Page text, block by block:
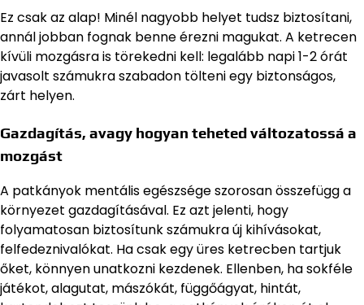
Ez csak az alap! Minél nagyobb helyet tudsz biztosítani,
annál jobban fognak benne érezni magukat. A ketrecen
kívüli mozgásra is törekedni kell: legalább napi 1-2 órát
javasolt számukra szabadon tölteni egy biztonságos,
zárt helyen.
Gazdagítás, avagy hogyan teheted változatossá a
mozgást
A patkányok mentális egészsége szorosan összefügg a
környezet gazdagításával. Ez azt jelenti, hogy
folyamatosan biztosítunk számukra új kihívásokat,
felfedeznivalókat. Ha csak egy üres ketrecben tartjuk
őket, könnyen unatkozni kezdenek. Ellenben, ha sokféle
játékot, alagutat, mászókát, függőágyat, hintát,